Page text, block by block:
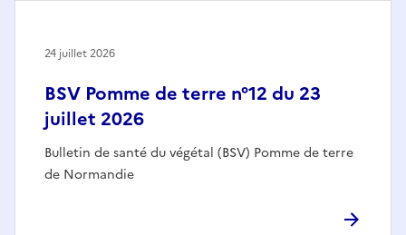
BSV Pomme de terre n°12 du 23
juillet 2026
Bulletin de santé du végétal (BSV) Pomme de terre
de Normandie
24 juillet 2026